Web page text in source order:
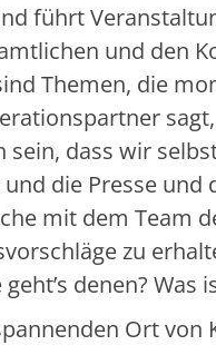
führt
und den
Themen, die
dass wir
die Presse
mit dem Team
zu
denen? Was
Ort von